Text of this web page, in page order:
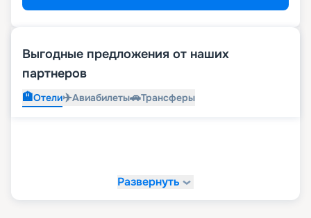
Выгодные предложения от наших
партнеров
🏨Отели✈️Авиабилеты🚗Трансферы
Развернуть